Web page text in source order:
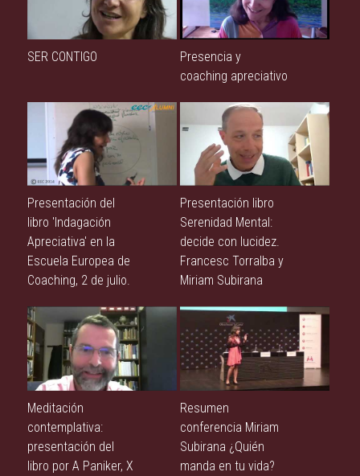
SER CONTIGO
Presencia y
coaching apreciativo
Presentación del
libro 'Indagación
Apreciativa' en la
Escuela Europea de
Coaching, 2 de julio.
Presentación libro
Serenidad Mental:
decide con lucidez.
Francesc Torralba y
Miriam Subirana
Meditación
contemplativa:
presentación del
libro por A Paniker, X
Resumen
conferencia Miriam
Subirana ¿Quién
manda en tu vida?